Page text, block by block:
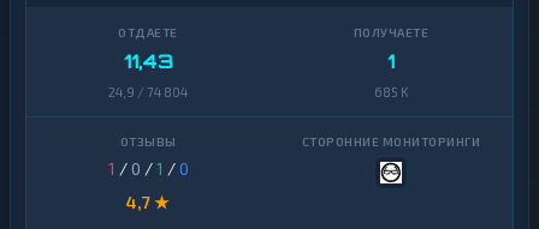
11,43
24,9 / 74 804
1
685 K
1 / 0 /1 /0
4,7 ★